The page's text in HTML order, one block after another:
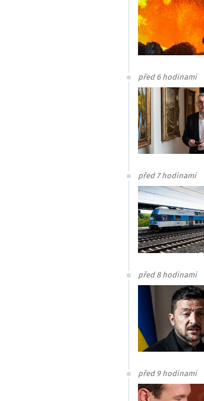
před 6 hodinami
před 7 hodinami
před 8 hodinami
před 9 hodinami